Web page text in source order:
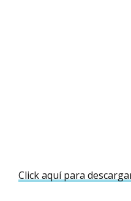
Click aquí para